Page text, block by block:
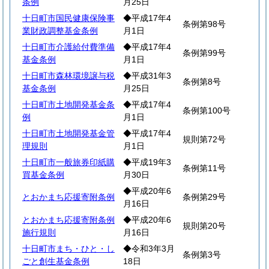
十日町市国民健康保険事
業財政調整基金条例
◆平成17年4
月1日
条例第98号
十日町市介護給付費準備
基金条例
◆平成17年4
月1日
条例第99号
十日町市森林環境譲与税
基金条例
◆平成31年3
月25日
条例第8号
十日町市土地開発基金条
例
◆平成17年4
月1日
条例第100号
十日町市土地開発基金管
理規則
◆平成17年4
月1日
規則第72号
十日町市一般旅券印紙購
買基金条例
◆平成19年3
月30日
条例第11号
とおかまち応援寄附条例
◆平成20年6
月16日
条例第29号
とおかまち応援寄附条例
施行規則
◆平成20年6
月16日
規則第20号
十日町市まち・ひと・し
ごと創生基金条例
◆令和3年3月
18日
条例第3号